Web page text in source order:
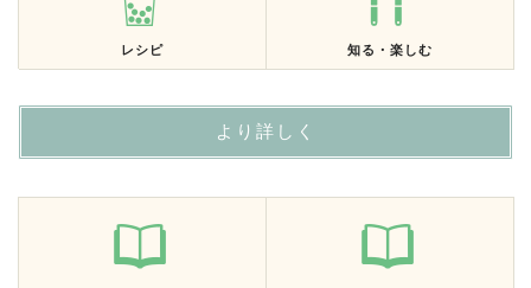
レシピ 知る・楽しむ
より詳しく